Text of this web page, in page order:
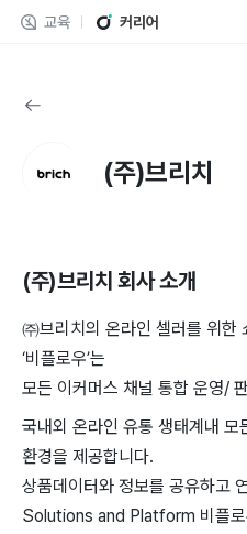
교육 커리어
(주)브리치
(주)브리치 회사 소개
㈜브리치의 온라인 셀러를 위한
‘비플로우’는
모든 이커머스 채널 통합 운영/
국내외 온라인 유통 생태계내
환경을 제공합니다.
상품데이터와 정보를 공유하고
Solutions and Platform 비플